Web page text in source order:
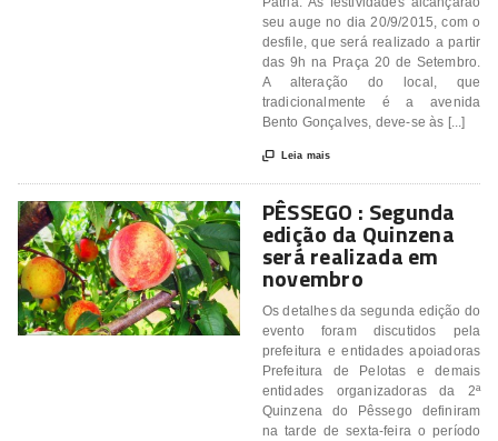
seu auge no dia 20/9/2015, com o
desfile, que será realizado a partir
das 9h na Praça 20 de Setembro.
A alteração do local, que
tradicionalmente é a avenida
Bento Gonçalves, deve-se às [...]
 Leia mais
PÊSSEGO : Segunda
edição da Quinzena
será realizada em
novembro
Os detalhes da segunda edição do
evento foram discutidos pela
prefeitura e entidades apoiadoras
Prefeitura de Pelotas e demais
entidades organizadoras da 2ª
Quinzena do Pêssego definiram
na tarde de sexta-feira o período